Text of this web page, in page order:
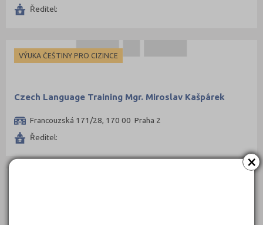
×
Ředitel:
VÝUKA ČEŠTINY PRO CIZINCE
Czech Language Training Mgr. Miroslav Kašpárek
Francouzská 171/28, 170 00 Praha 2
Ředitel: